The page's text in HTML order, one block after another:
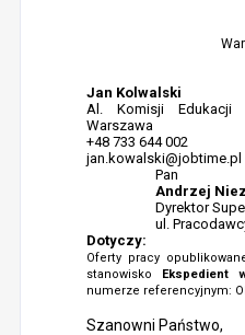
Jan Kolwalski
Al. Komisji Edukacji
Warszawa
+48 733 644 002
jan.kowalski@jobtime.pl
Pan
Andrzej
Dyrektor
ul.
Dotyczy:
Oferty pracy
stanowisko Ekspedient
numerze referencyjnym:
Szanowni Państwo,